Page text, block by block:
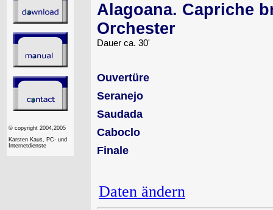
© copyright 2004,2005
Karsten Kaus, PC- und
Internetdienste
Alagoana. Capriche
Orchester
Dauer ca. 30'
Ouvertüre
Seranejo
Saudada
Caboclo
Finale
Daten ändern